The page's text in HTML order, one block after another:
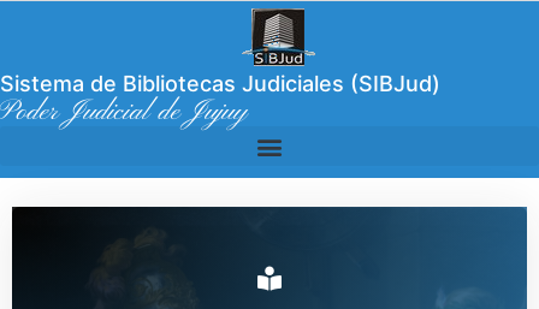
Sistema de Bibliotecas Judiciales (SIBJud)
Poder Judicial de Jujuy